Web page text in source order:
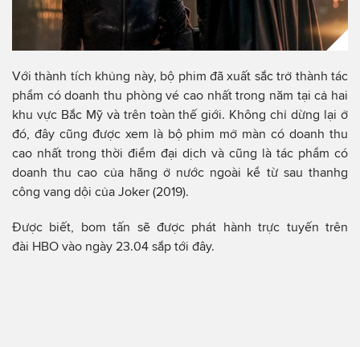
Với thành tích khủng này, bộ phim đã xuất sắc trở thành tác
phẩm có doanh thu phòng vé cao nhất trong năm tại cả hai
khu vực Bắc Mỹ và trên toàn thế giới. Không chỉ dừng lại ở
đó, đây cũng được xem là bộ phim mở màn có doanh thu
cao nhất trong thời điểm đại dịch và cũng là tác phẩm có
doanh thu cao của hãng ở nước ngoài kể từ sau thanhg
công vang dội của Joker (2019).
Được biết, bom tấn sẽ được phát hành trực tuyến trên
đài HBO vào ngày 23.04 sắp tới đây.